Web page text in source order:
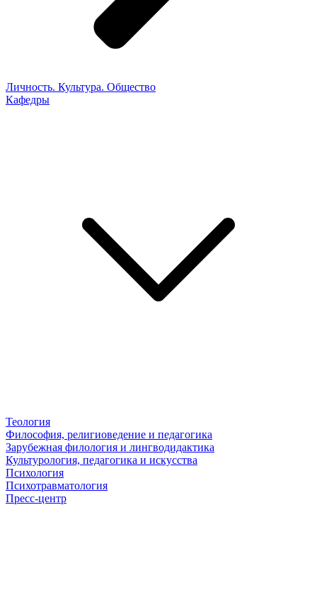
Личность. Культура. Общество
Кафедры
Теология
Философия, религиоведение и педагогика
Зарубежная филология и лингводидактика
Культурология, педагогика и искусства
Психология
Психотравматология
Пресс-центр